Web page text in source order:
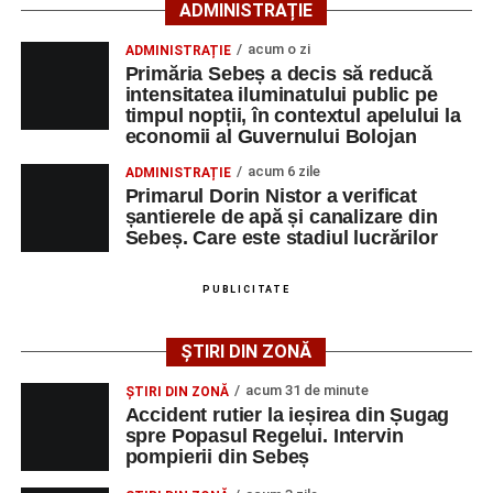
Festivalul va cuprinde și o seară dedicată tradițiilor
săsești, precum și un spectacol folcloric organizat în
memoria interpretului Felician Fărcașiu.
Printre momentele de atracție se numără spectacolul de
simfonic susținut în Grădina Muzeului Municipal „Ioan
Raica”, sub bagheta dirijoruluiRemus Grama, alături de
muzicieni români de prestigiu.
Și în acest an, pe scenă vor urca atât artiști consacrați, cât
cariere de succes în țară și în străinătate.
Festivalul include și o componentă cinematografică
importantă. Publicul va putea urmări mai multe producții
realizate cu implicarea producătoareiGabi Suciu
originară din Sebeș, prezentă de-a lungul timpului la
unele dintre cele mai importante festivaluri europene de
ADMINISTRAȚIE
ADMINISTRAȚIE acum o zi
Primăria Sebeș a decis să reducă
intensitatea iluminatului public pe
timpul nopții, în contextul apelului la
economii al Guvernului Bolojan
ADMINISTRAȚIE acum 6 zile
Primarul Dorin Nistor a verificat
șantierele de apă și canalizare din
Sebeș. Care este stadiul lucrărilor
PUBLICITATE
ȘTIRI DIN ZONĂ
ȘTIRI DIN ZONĂ acum 31 de minute
Accident rutier la ieșirea din Șugag
spre Popasul Regelui. Intervin
pompierii din Sebeș